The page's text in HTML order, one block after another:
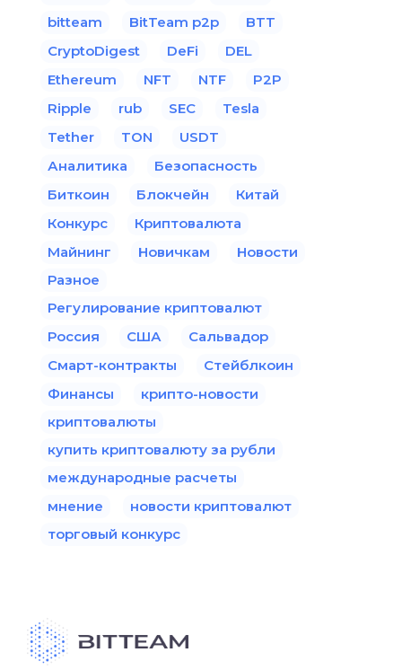
bitteam
BitTeam p2p
BTT
CryptoDigest
DeFi
DEL
Ethereum
NFT NTF
P2P
Ripple
rub SEC
Tesla
Tether
TON
USDT
Аналитика
Безопасность
Биткоин
Блокчейн
Китай
Конкурс
Криптовалюта
Майнинг
Новичкам
Новости
Разное
Регулирование криптовалют
Россия
США
Сальвадор
Смарт-контракты
Стейблкоин
Финансы
крипто-новости
криптовалюты
купить криптовалюту за рубли
международные расчеты
мнение
новости криптовалют
торговый конкурс